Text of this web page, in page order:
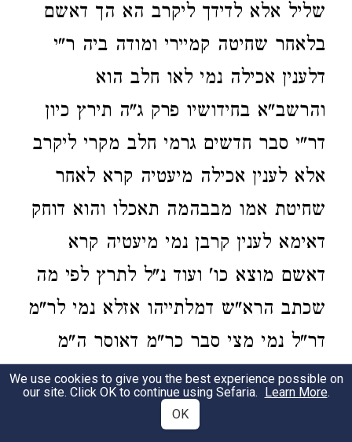
שליל אלא לדידך ליקרב הא הך דאשם
בלאחר שחיטה קמיירי ומודה ביה ר"י
דלענין אכילה נמי לאו חלב הוא
והרשב"א בחידושיו פרק ג"ה תירץ כיון
דר"י סבר חדשים גרמי חלב מקרי ליקרב
אלא לענין אכילה מיעטיה קרא לאחר
שחיטת אמו מבבהמה תאכלו והוא דוחק
דאימא לענין קרבן נמי מיעטיה קרא
דאשם מוצא כו' ועוד נ"ל לתרץ לפי מה
שכתב הרא"ש דמלתייהו אזלא נמי לר"מ
דר"ל נמי מצי סבר כר"מ דאוסר ה"מ
לאחר שחיטה שיצא חי לאויר העולם
דהשתא לר"מ פריך ליה ר"ל שפיר לר"י
We use cookies to give you the best experience possible on
our site. Click OK to continue using Sefaria. Learn More.
OK